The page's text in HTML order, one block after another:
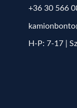
+36 30 566
H-P: 7-17 |